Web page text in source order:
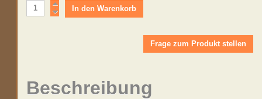
Frage zum Produkt stellen
Beschreibung